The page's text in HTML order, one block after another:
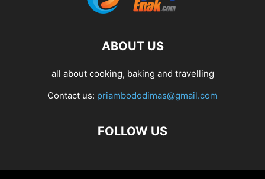
ABOUT US
all about cooking, baking and travelling
Contact us: priambododimas@gmail.com
FOLLOW US